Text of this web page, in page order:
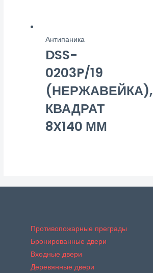
Антипаника
DSS-
0203P/19
(НЕРЖАВЕЙКА),
КВАДРАТ
8X140 ММ
Противопожарные преграды
Бронированные двери
Входные двери
Деревянные двери